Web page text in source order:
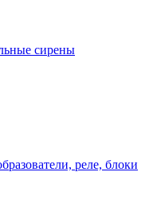
сирены
реле, блоки